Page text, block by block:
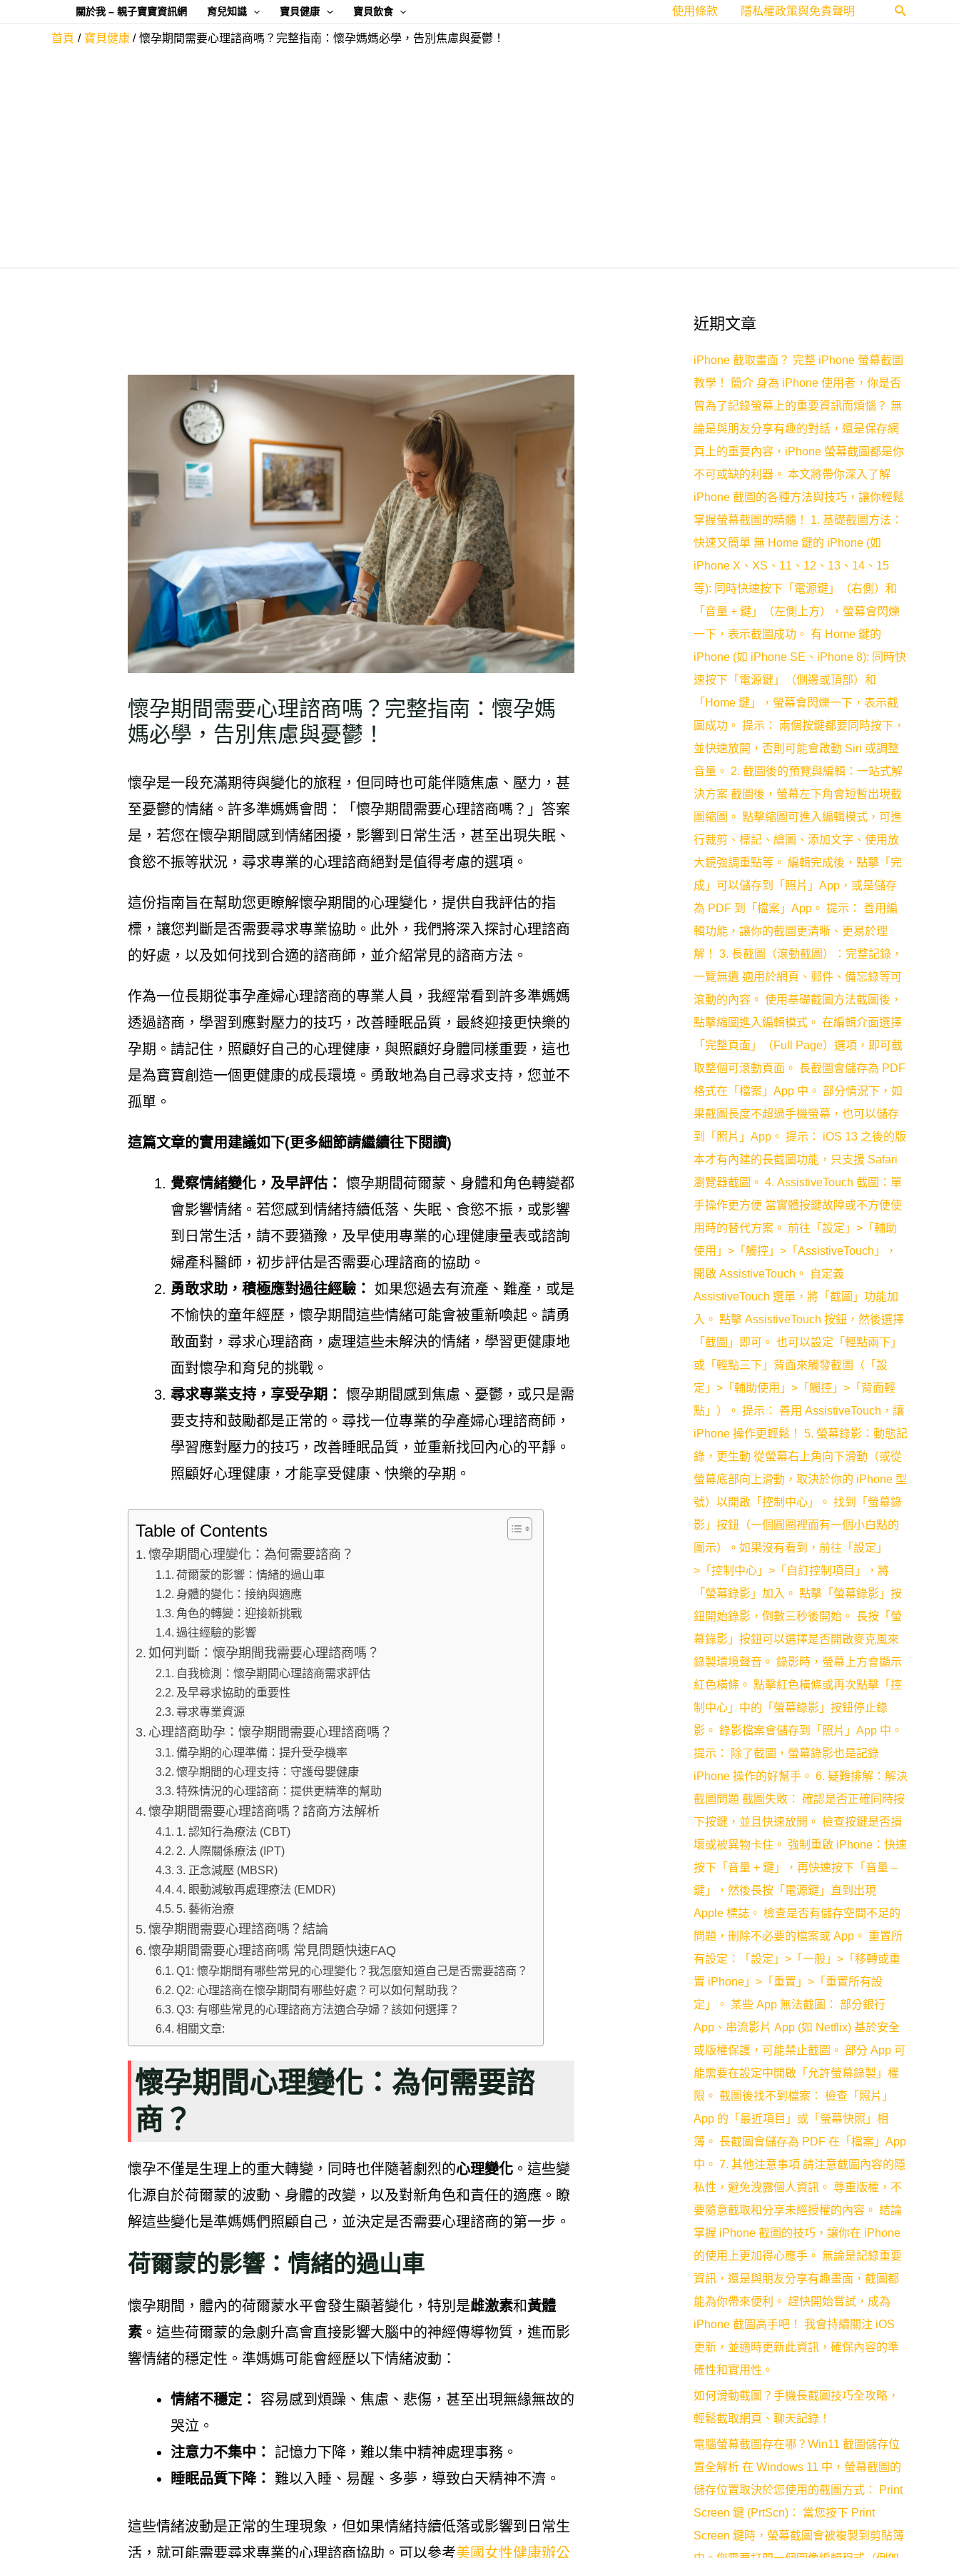
關於我 – 親子寶寶資訊網 育兒知識 寶貝健康 寶貝飲食 使用條款 隱私權政策與免責聲明
搜
首頁 寶貝健康 懷孕期間需要心理諮商嗎？完整指南：懷孕媽媽必學，告別焦慮與憂鬱！
懷孕期間需要心理諮商嗎？完整指南：懷孕媽
媽必學，告別焦慮與憂鬱！
懷孕是一段充滿期待與變化的旅程，但同時也可能伴隨焦慮、壓力，甚
至憂鬱的情緒。許多準媽媽會問：「懷孕期間需要心理諮商嗎？」答案
是，若您在懷孕期間感到情緒困擾，影響到日常生活，甚至出現失眠、
食慾不振等狀況，尋求專業的心理諮商絕對是值得考慮的選項。
這份指南旨在幫助您更瞭解懷孕期間的心理變化，提供自我評估的指
標，讓您判斷是否需要尋求專業協助。此外，我們將深入探討心理諮商
的好處，以及如何找到合適的諮商師，並介紹常見的諮商方法。
作為一位長期從事孕產婦心理諮商的專業人員，我經常看到許多準媽媽
透過諮商，學習到應對壓力的技巧，改善睡眠品質，最終迎接更快樂的
孕期。請記住，照顧好自己的心理健康，與照顧好身體同樣重要，這也
是為寶寶創造一個更健康的成長環境。勇敢地為自己尋求支持，您並不
孤單。
這篇文章的實用建議如下(更多細節請繼續往下閱讀)
覺察情緒變化，及早評估： 懷孕期間荷爾蒙、身體和角色轉變都
會影響情緒。若您感到情緒持續低落、失眠、食慾不振，或影響
到日常生活，請不要猶豫，及早使用專業的心理健康量表或諮詢
婦產科醫師，初步評估是否需要心理諮商的協助。
勇敢求助，積極應對過往經驗： 如果您過去有流產、難產，或是
不愉快的童年經歷，懷孕期間這些情緒可能會被重新喚起。請勇
敢面對，尋求心理諮商，處理這些未解決的情緒，學習更健康地
面對懷孕和育兒的挑戰。
尋求專業支持，享受孕期： 懷孕期間感到焦慮、憂鬱，或只是需
要支持和鼓勵都是正常的。尋找一位專業的孕產婦心理諮商師，
學習應對壓力的技巧，改善睡眠品質，並重新找回內心的平靜。
照顧好心理健康，才能享受健康、快樂的孕期。
Table of Contents
懷孕期間心理變化：為何需要諮商？
荷爾蒙的影響：情緒的過山車
身體的變化：接納與適應
角色的轉變：迎接新挑戰
過往經驗的影響
如何判斷：懷孕期間我需要心理諮商嗎？
自我檢測：懷孕期間心理諮商需求評估
及早尋求協助的重要性
尋求專業資源
心理諮商助孕：懷孕期間需要心理諮商嗎？
備孕期的心理準備：提升受孕機率
懷孕期間的心理支持：守護母嬰健康
特殊情況的心理諮商：提供更精準的幫助
懷孕期間需要心理諮商嗎？諮商方法解析
1. 認知行為療法 (CBT)
2. 人際關係療法 (IPT)
3. 正念減壓 (MBSR)
4. 眼動減敏再處理療法 (EMDR)
5. 藝術治療
懷孕期間需要心理諮商嗎？結論
懷孕期間需要心理諮商嗎 常見問題快速FAQ
Q1: 懷孕期間有哪些常見的心理變化？我怎麼知道自己是否需要諮商？
Q2: 心理諮商在懷孕期間有哪些好處？可以如何幫助我？
Q3: 有哪些常見的心理諮商方法適合孕婦？該如何選擇？
相關文章:
懷孕期間心理變化：為何需要諮
商？
懷孕不僅是生理上的重大轉變，同時也伴隨著劇烈的心理變化。這些變
化源自於荷爾蒙的波動、身體的改變，以及對新角色和責任的適應。瞭
解這些變化是準媽媽們照顧自己，並決定是否需要心理諮商的第一步。
荷爾蒙的影響：情緒的過山車
懷孕期間，體內的荷爾蒙水平會發生顯著變化，特別是雌激素和黃體
素。這些荷爾蒙的急劇升高會直接影響大腦中的神經傳導物質，進而影
響情緒的穩定性。準媽媽可能會經歷以下情緒波動：
情緒不穩定：
容易感到煩躁、焦慮、悲傷，甚至出現無緣無故的
哭泣。
注意力不集中： 記憶力下降，難以集中精神處理事務。
睡眠品質下降： 難以入睡、易醒、多夢，導致白天精神不濟。
這些情緒波動是正常的生理現象，但如果情緒持續低落或影響到日常生
活，就可能需要尋求專業的心理諮商協助。可以參考美國女性健康辦公
近期文章
iPhone 截取畫面？ 完整 iPhone 螢幕截圖
教學！ 簡介 身為 iPhone 使用者，你是否
曾為了記錄螢幕上的重要資訊而煩惱？ 無
論是與朋友分享有趣的對話，還是保存網
頁上的重要內容，iPhone 螢幕截圖都是你
不可或缺的利器。 本文將帶你深入了解
iPhone 截圖的各種方法與技巧，讓你輕鬆
掌握螢幕截圖的精髓！ 1. 基礎截圖方法：
快速又簡單 無 Home 鍵的 iPhone (如
iPhone X、XS、11、12、13、14、15
等): 同時快速按下「電源鍵」（右側）和
「音量 + 鍵」（左側上方），螢幕會閃爍
一下，表示截圖成功。 有 Home 鍵的
iPhone (如 iPhone SE、iPhone 8): 同時快
速按下「電源鍵」（側邊或頂部）和
「Home 鍵」，螢幕會閃爍一下，表示截
圖成功。 提示： 兩個按鍵都要同時按下，
並快速放開，否則可能會啟動 Siri 或調整
音量。 2. 截圖後的預覽與編輯：一站式解
決方案 截圖後，螢幕左下角會短暫出現截
圖縮圖。 點擊縮圖可進入編輯模式，可進
行裁剪、標記、繪圖、添加文字、使用放
大鏡強調重點等。 編輯完成後，點擊「完
成」可以儲存到「照片」App，或是儲存
為 PDF 到「檔案」App。 提示： 善用編
輯功能，讓你的截圖更清晰、更易於理
解！ 3. 長截圖（滾動截圖）：完整記錄，
一覽無遺 適用於網頁、郵件、備忘錄等可
滾動的內容。 使用基礎截圖方法截圖後，
點擊縮圖進入編輯模式。 在編輯介面選擇
「完整頁面」（Full Page）選項，即可截
取整個可滾動頁面。 長截圖會儲存為 PDF
格式在「檔案」App 中。 部分情況下，如
果截圖長度不超過手機螢幕，也可以儲存
到「照片」App。 提示： iOS 13 之後的版
本才有內建的長截圖功能，只支援 Safari
瀏覽器截圖。 4. AssistiveTouch 截圖：單
手操作更方便 當實體按鍵故障或不方便使
用時的替代方案。 前往「設定」>「輔助
使用」>「觸控」>「AssistiveTouch」，
開啟 AssistiveTouch。 自定義
AssistiveTouch 選單，將「截圖」功能加
入。 點擊 AssistiveTouch 按鈕，然後選擇
「截圖」即可。 也可以設定「輕點兩下」
或「輕點三下」背面來觸發截圖（「設
定」>「輔助使用」>「觸控」>「背面輕
點」）。 提示： 善用 AssistiveTouch，讓
iPhone 操作更輕鬆！ 5. 螢幕錄影：動態記
錄，更生動 從螢幕右上角向下滑動（或從
螢幕底部向上滑動，取決於你的 iPhone 型
號）以開啟「控制中心」。 找到「螢幕錄
影」按鈕（一個圓圈裡面有一個小白點的
圖示）。如果沒有看到，前往「設定」
>「控制中心」>「自訂控制項目」，將
「螢幕錄影」加入。 點擊「螢幕錄影」按
鈕開始錄影，倒數三秒後開始。 長按「螢
幕錄影」按鈕可以選擇是否開啟麥克風來
錄製環境聲音。 錄影時，螢幕上方會顯示
紅色橫條。 點擊紅色橫條或再次點擊「控
制中心」中的「螢幕錄影」按鈕停止錄
影。 錄影檔案會儲存到「照片」App 中。
提示： 除了截圖，螢幕錄影也是記錄
iPhone 操作的好幫手。 6. 疑難排解：解決
截圖問題 截圖失敗： 確認是否正確同時按
下按鍵，並且快速放開。 檢查按鍵是否損
壞或被異物卡住。 強制重啟 iPhone：快速
按下「音量 + 鍵」，再快速按下「音量 –
鍵」，然後長按「電源鍵」直到出現
Apple 標誌。 檢查是否有儲存空間不足的
問題，刪除不必要的檔案或 App。 重置所
有設定：「設定」>「一般」>「移轉或重
置 iPhone」>「重置」>「重置所有設
定」。 某些 App 無法截圖： 部分銀行
App、串流影片 App (如 Netflix) 基於安全
或版權保護，可能禁止截圖。 部分 App 可
能需要在設定中開啟「允許螢幕錄製」權
限。 截圖後找不到檔案： 檢查「照片」
App 的「最近項目」或「螢幕快照」相
簿。 長截圖會儲存為 PDF 在「檔案」App
中。 7. 其他注意事項 請注意截圖內容的隱
私性，避免洩露個人資訊。 尊重版權，不
要隨意截取和分享未經授權的內容。 結論
掌握 iPhone 截圖的技巧，讓你在 iPhone
的使用上更加得心應手。 無論是記錄重要
資訊，還是與朋友分享有趣畫面，截圖都
能為你帶來便利。 趕快開始嘗試，成為
iPhone 截圖高手吧！ 我會持續關注 iOS
更新，並適時更新此資訊，確保內容的準
確性和實用性。
如何滑動截圖？手機長截圖技巧全攻略，
輕鬆截取網頁、聊天記錄！
電腦螢幕截圖存在哪？Win11 截圖儲存位
置全解析 在 Windows 11 中，螢幕截圖的
儲存位置取決於您使用的截圖方式： Print
Screen 鍵 (PrtScn)： 當您按下 Print
Screen 鍵時，螢幕截圖會被複製到剪貼簿